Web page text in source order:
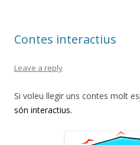
Contes interactius
Leave a reply
Si voleu llegir uns contes molt
són interactius.